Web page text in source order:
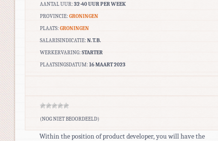
AANTAL UUR: 32-40 UUR PER WEEK
PROVINCIE: GRONINGEN
PLAATS: GRONINGEN
SALARISINDICATIE: N.T.B.
WERKERVARING: STARTER
PLAATSINGSDATUM: 16 MAART 2023
(NOG NIET BEOORDEELD)
Within the position of product developer, you will have the